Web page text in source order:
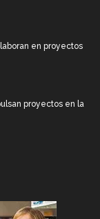
en proyectos
proyectos en la